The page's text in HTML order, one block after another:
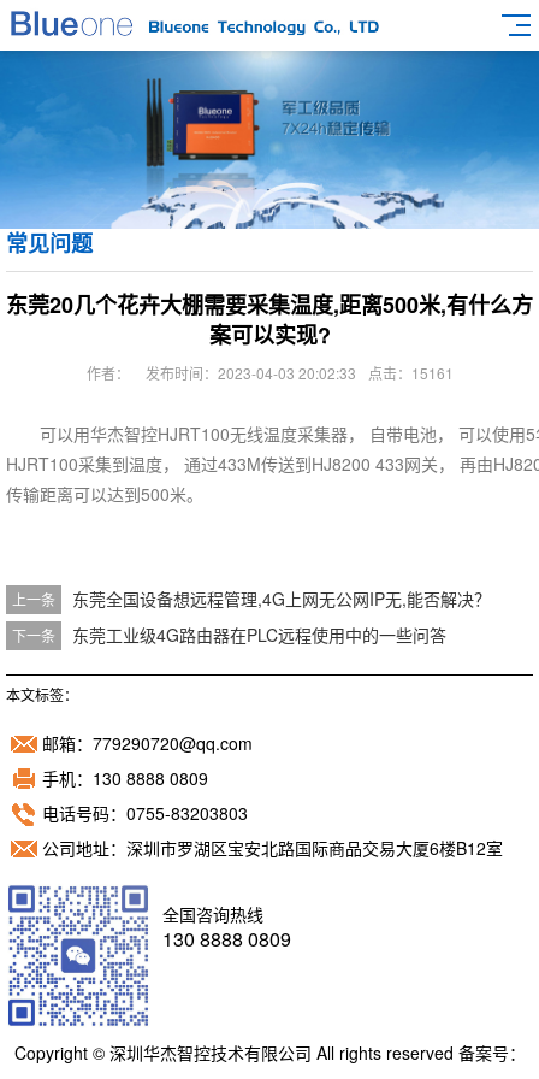
常见问题
东莞20几个花卉大棚需要采集温度,距离500米,有什么方
案可以实现?
作者： 发布时间：2023-04-03 20:02:33 点击：15161
可以用华杰智控HJRT100无线温度采集器， 自带电池， 可以使
HJRT100采集到温度， 通过433M传送到HJ8200 433网关， 再由
传输距离可以达到500米。
上一条 东莞全国设备想远程管理,4G上网无公网IP无,能否解决？
下一条 东莞工业级4G路由器在PLC远程使用中的一些问答
本文标签：
邮箱：779290720@qq.com
手机：130 8888 0809
电话号码：0755-83203803
公司地址：深圳市罗湖区宝安北路国际商品交易大厦6楼B12室
全国咨询热线
130 8888 0809
Copyright © 深圳华杰智控技术有限公司 All rights reserved 备案号：